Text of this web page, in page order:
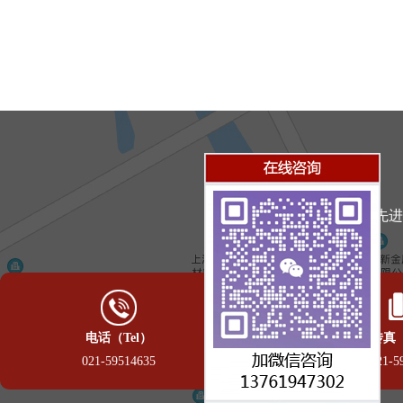
高级的材料、先
电话（Tel）
021-59514635
传真
021-